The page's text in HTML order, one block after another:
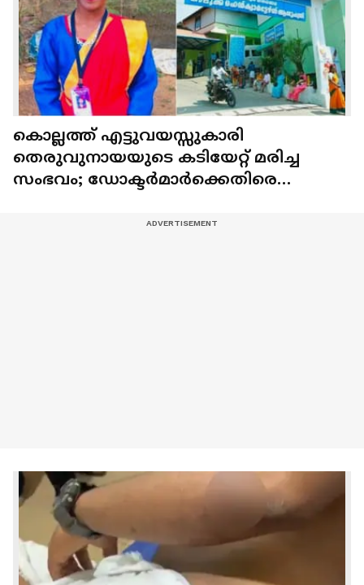
കൊല്ലത്ത് എട്ടുവയസ്സുകാരി
തെരുവുനായയുടെ കടിയേറ്റ് മരിച്ച
സംഭവം; ഡോക്ടർമാർക്കെതിരെ